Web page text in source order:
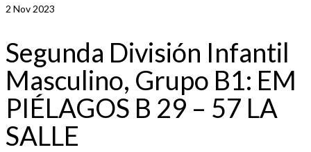
2 Nov 2023
Segunda División Infantil
Masculino, Grupo B1: EM
PIÉLAGOS B 29 – 57 LA
SALLE